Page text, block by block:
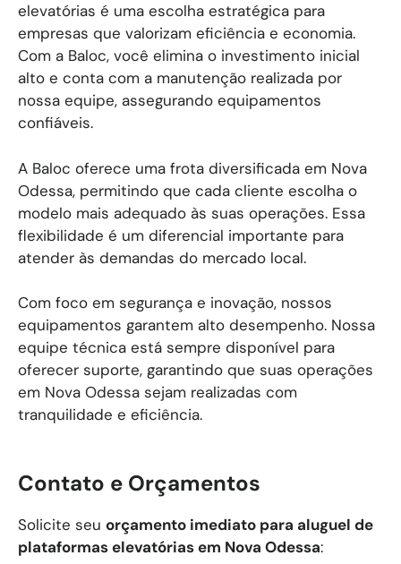
elevatórias é uma escolha estratégica para
empresas que valorizam eficiência e economia.
Com a Baloc, você elimina o investimento inicial
alto e conta com a manutenção realizada por
nossa equipe, assegurando equipamentos
confiáveis.
A Baloc oferece uma frota diversificada em Nova
Odessa, permitindo que cada cliente escolha o
modelo mais adequado às suas operações. Essa
flexibilidade é um diferencial importante para
atender às demandas do mercado local.
Com foco em segurança e inovação, nossos
equipamentos garantem alto desempenho. Nossa
equipe técnica está sempre disponível para
oferecer suporte, garantindo que suas operações
em Nova Odessa sejam realizadas com
tranquilidade e eficiência.
Contato e Orçamentos
Solicite seu orçamento imediato para aluguel de
plataformas elevatórias em Nova Odessa: